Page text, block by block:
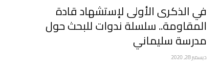
في الذكرى الأولى لإستشهاد قادة
المقاومة.. سلسلة ندوات للبحث حول
مدرسة سليماني
ديسمبر 28, 2020